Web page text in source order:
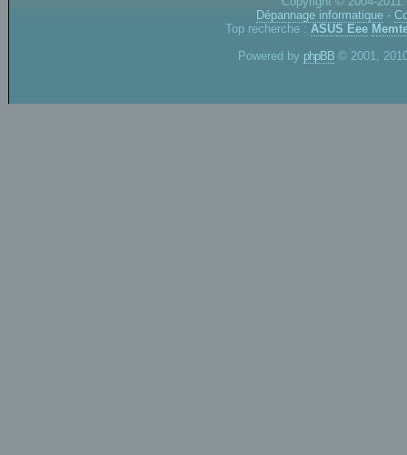
Dépannage informatique -
Top recherche : ASUS Eee
Powered by phpBB © 2001,